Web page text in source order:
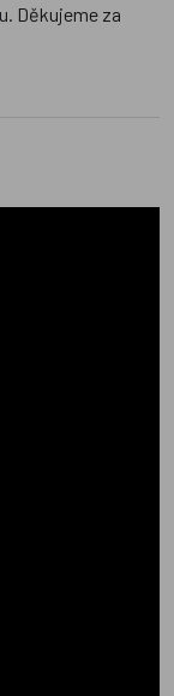
Děkujeme za